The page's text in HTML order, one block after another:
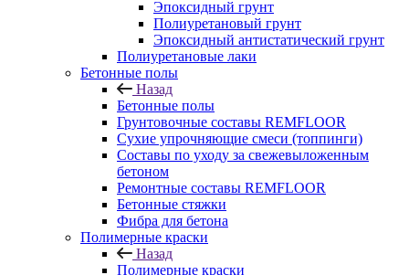
Эпоксидный грунт
Полиуретановый грунт
Эпоксидный антистатический грунт
Полиуретановые лаки
Бетонные полы
Назад
Бетонные полы
Грунтовочные составы REMFLOOR
Сухие упрочняющие смеси (топпинги)
Составы по уходу за свежевыложенным
бетоном
Ремонтные составы REMFLOOR
Бетонные стяжки
Фибра для бетона
Полимерные краски
Назад
Полимерные краски